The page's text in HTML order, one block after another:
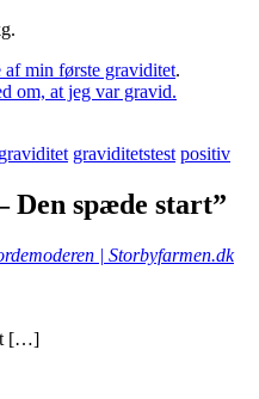
min første graviditet.
om, at jeg var gravid.
graviditet graviditetstest positiv
Den spæde start”
| Storbyfarmen.dk
[…]